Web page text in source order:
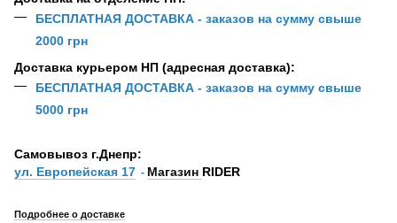
БЕСПЛАТНАЯ ДОСТАВКА - заказов на сумму свыше
2000 грн
Доставка курьером НП (адресная доставка):
БЕСПЛАТНАЯ ДОСТАВКА - заказов на сумму свыше
5000 грн
Самовывоз г.Днепр:
ул. Европейская 17 - Магазин RIDER
Подробнее о доставке